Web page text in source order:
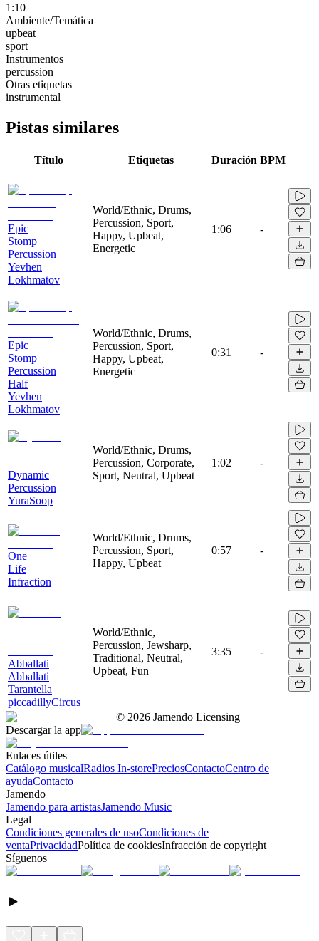
1:10
Ambiente/Temática
upbeat
sport
Instrumentos
percussion
Otras etiquetas
instrumental
Pistas similares
Título Etiquetas Duración BPM
Epic
Stomp
Percussion
Yevhen
Lokhmatov
World/Ethnic, Drums,
Percussion, Sport,
Happy, Upbeat,
Energetic
1:06 -
Epic
Stomp
Percussion
Half
Yevhen
Lokhmatov
World/Ethnic, Drums,
Percussion, Sport,
Happy, Upbeat,
Energetic
0:31 -
Dynamic
Percussion
YuraSoop
World/Ethnic, Drums,
Percussion, Corporate,
Sport, Neutral, Upbeat
1:02 -
One
Life
Infraction
World/Ethnic, Drums,
Percussion, Sport,
Happy, Upbeat
0:57 -
Abballati
Abballati
Tarantella
piccadillyCircus
World/Ethnic,
Percussion, Jewsharp,
Traditional, Neutral,
Upbeat, Fun
3:35 -
© 2026 Jamendo Licensing
Descargar la app
Enlaces útiles
Catálogo musicalRadios In-storePreciosContactoCentro de
ayudaContacto
Jamendo
Jamendo para artistasJamendo Music
Legal
Condiciones generales de usoCondiciones de
ventaPrivacidadPolítica de cookiesInfracción de copyright
Síguenos